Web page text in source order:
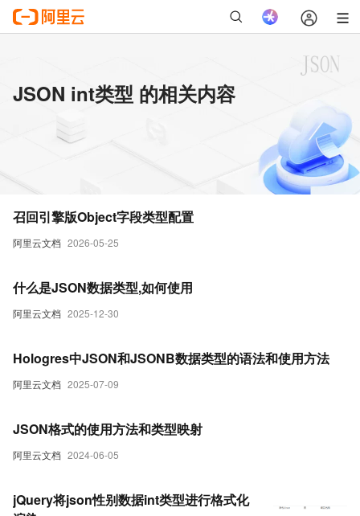
JSON int类型 的相关内容
阿里云文档 2026-05-25
召回引擎版Object字段类型配置
阿里云文档 2025-12-30
什么是JSON数据类型,如何使用
阿里云文档 2025-07-09
Hologres中JSON和JSONB数据类型的语法和使用方法
阿里云文档 2024-06-05
JSON格式的使用方法和类型映射
jQuery将json性别数据int类型进行格式化